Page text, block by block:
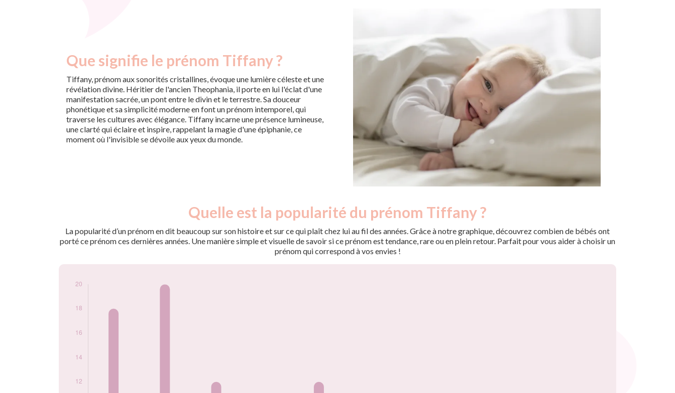
Que signifie le prénom Tiffany ?
Tiffany, prénom aux sonorités cristallines, évoque une lumière céleste et une
révélation divine. Héritier de l'ancien Theophania, il porte en lui l'éclat d'une
manifestation sacrée, un pont entre le divin et le terrestre. Sa douceur
phonétique et sa simplicité moderne en font un prénom intemporel, qui
traverse les cultures avec élégance. Tiffany incarne une présence lumineuse,
une clarté qui éclaire et inspire, rappelant la magie d'une épiphanie, ce
moment où l'invisible se dévoile aux yeux du monde.
Quelle est la popularité du prénom Tiffany ?
La popularité d’un prénom en dit beaucoup sur son histoire et sur ce qui plaît chez lui au fil des années. Grâce à notre graphique, découvrez combien de bébés ont
porté ce prénom ces dernières années. Une manière simple et visuelle de savoir si ce prénom est tendance, rare ou en plein retour. Parfait pour vous aider à choisir un
prénom qui correspond à vos envies !
prénom Tiffany par
2009
18
2010
20
2015
7
2018